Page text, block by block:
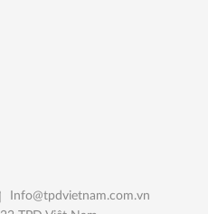
Info@tpdvietnam.com.vn